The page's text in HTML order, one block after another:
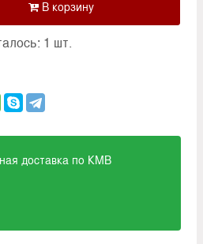
1 шт.
доставка по КМВ